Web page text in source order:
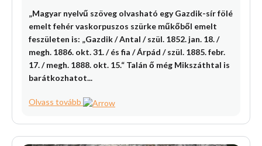
„Magyar nyelvű szöveg olvasható egy Gazdik-sír fölé
emelt fehér vaskorpuszos szürke műkőből emelt
feszületen is: „Gazdik / Antal / szül. 1852. jan. 18. /
megh. 1886. okt. 31. / és fia / Árpád / szül. 1885. febr.
17. / megh. 1888. okt. 15.“ Talán ő még Mikszáthtal is
barátkozhatot...
Olvass tovább